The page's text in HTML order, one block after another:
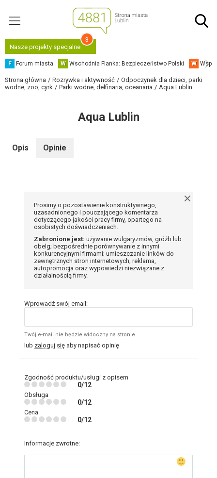
Nasze projekty specjalne
3
F Forum miasta W Wschodnia Flanka: Bezpieczeństwo Polski W
Strona główna Rozrywka i aktywność
Odpoczynek dla dzieci, parki
wodne, zoo, cyrk
Parki wodne, delfinaria, oceanaria Aqua Lublin
Aqua Lublin
Opis Opinie
Prosimy o pozostawienie konstruktywnego,
uzasadnionego i pouczającego komentarza
dotyczącego jakości pracy firmy, opartego na
osobistych doświadczeniach.
Zabronione jest: używanie wulgaryzmów, gróźb lub
obelg; bezpośrednie porównywanie z innymi
konkurencyjnymi firmami; umieszczanie linków do
zewnętrznych stron internetowych; reklama,
autopromocja oraz wypowiedzi niezwiązane z
działalnością firmy.
Wprowadź swój email:
Twój e-mail nie będzie widoczny na stronie
lub zaloguj się aby napisać opinię
Zgodność produktu/usługi z opisem
0/12
Obsługa
0/12
Cena
0/12
Informacje zwrotne: